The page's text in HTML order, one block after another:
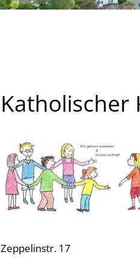
Katholischer
Zeppelinstr. 17